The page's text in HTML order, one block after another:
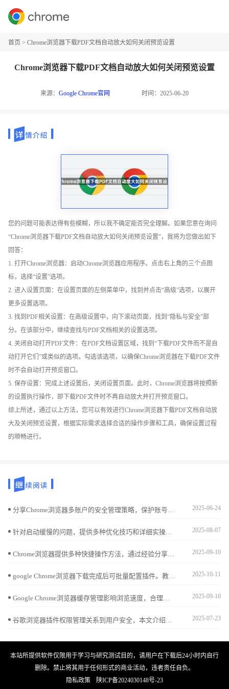
首页 > Chrome浏览器下载PDF文档自动放大如何关闭预览设置
Chrome浏览器下载PDF文档自动放大如何关闭预览设置
来源： Google Chrome官网 时间：2025-06-20
您的问题可能表达得有些模糊，所以我不确定能否完全理解。如果您意在询问
“Chrome浏览器下载PDF文档自动放大如何关闭预览设置”，我将为您做出如下
回答：
1. 打开Chrome浏览器：启动Chrome浏览器应用程序。点击右上角的三个点图
标，选择“设置”选项。
2. 进入设置页面：在设置页面的左侧菜单中，找到并点击“高级”选项，以展开
更多设置选项。
3. 找到PDF相关设置：在高级设置中，向下滚动页面，找到“隐私与安全”部
分。在该部分中，继续查找与PDF文档相关的设置选项。
4. 关闭自动打开PDF文件：在PDF文档设置区域，找到“下载PDF文件而不是自
动打开它们”或类似的选项。勾选该选项，以确保Chrome浏览器在下载PDF文件
时不会自动打开预览窗口。
5. 保存设置：完成上述设置后，关闭设置页面。此时，Chrome浏览器将按照新
的设置执行操作，即下载PDF文件时不再自动放大并打开预览窗口。
综上所述，通过以上方法，您可以有效进行Chrome浏览器下载PDF文档自动放
大及关闭预览设置，根据实际需求选择合适的操作步骤和工具，确保设置过程
的顺畅进行。
分享Chrome浏览器多账户的安全管理策略，保护账号隐私，保障数据安全。 2025-06-24
针对启动缓慢的问题，提供多种优化技巧和详细实操步骤，帮助用户显著缩短谷歌浏览器的启动时间，提升整体使用效率和浏览体验。 2025-08-07
Chrome浏览器提供多种快捷操作方法，通过经验分享可以提高日常操作效率。本文介绍实用技巧，帮助用户更快速地完成任务，优化浏览流程，提升整体操作体验。 2025-09-10
google Chrome浏览器下载完成后可批量配置插件。教程指导用户高效启用扩展功能，提高浏览器操作效率。 2025-10-11
Google Chrome浏览器缓存管理影响浏览速度，合理优化可提升性能。本文分享缓存优化技巧，助力快速加载网页，畅享流畅体验。 2025-09-10
谷歌浏览器插件权限管理关系到用户安全，本文介绍权限管理方法及防护建议，保障浏览环境安全可靠。 2025-07-23
本站所提供软件仅限用于学习与研究测试目的，请用户在下载后24小时内自行
删除。禁止将其用于任何形式的商业活动，违者责任自负。
隐私政策
陕ICP备2024030148号-23